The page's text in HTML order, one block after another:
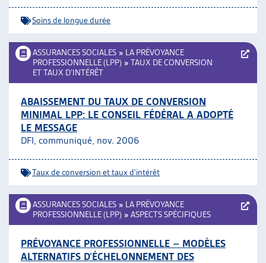
Soins de longue durée
ASSURANCES SOCIALES » LA PRÉVOYANCE
PROFESSIONNELLE (LPP) » TAUX DE CONVERSION
ET TAUX D’INTÉRÊT
ABAISSEMENT DU TAUX DE CONVERSION
MINIMAL LPP: LE CONSEIL FÉDÉRAL A ADOPTÉ
LE MESSAGE
DFI, communiqué, nov. 2006
Taux de conversion et taux d'intérêt
ASSURANCES SOCIALES » LA PRÉVOYANCE
PROFESSIONNELLE (LPP) » ASPECTS SPÉCIFIQUES
PRÉVOYANCE PROFESSIONNELLE – MODÈLES
ALTERNATIFS D’ÉCHELONNEMENT DES